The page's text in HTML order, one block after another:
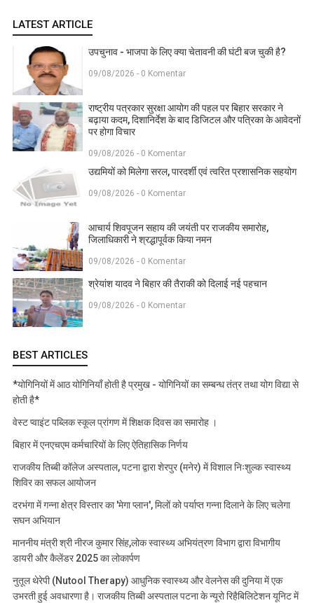
LATEST ARTICLE
उपचुनाव - भाजपा के लिए क्या चेतावनी की घंटी बज चुकी है?
09/08/2026 - 0 Komentar
राष्ट्रीय पत्रकार सुरक्षा आयोग की पहल पर बिहार सरकार ने
बढ़ाया कदम, दिशानिर्देश के बाद डिजिटल और पत्रिका के आवेदनों
पर होगा विचार
09/08/2026 - 0 Komentar
उद्यमियों को मिलेगा सरल, पारदर्शी एवं त्वरित प्रशासनिक सहयोग
09/08/2026 - 0 Komentar
आचार्य शिवपूजन सहाय की जयंती पर राजकीय समारोह,
जिलाधिकारी ने श्रद्धापूर्वक किया नमन
09/08/2026 - 0 Komentar
श्रेयांश यादव ने बिहार की तैराकी को दिलाई नई पहचान
09/08/2026 - 0 Komentar
BEST ARTICLES
*योगिनियों में आठ योगिनियाँ होती है प्रमुख - योगिनियों का सम्बन्ध तंत्र तथा योग विद्या से
होती है*
वेस्ट प्वाइंट पब्लिक स्कूल प्रांगण में शिक्षक दिवस का समारोह ।
बिहार में एनएचएम कर्मचारियों के लिए ऐतिहासिक निर्णय
राजकीय तिब्बी कॉलेज अस्पताल, पटना द्वारा शेरपुर (मनेर) में विशाल निःशुल्क स्वास्थ्य
शिविर का सफल आयोजन
दरभंगा में गन्ना क्षेत्र विस्तार का 'मेगा प्लान', मिलों को पर्याप्त गन्ना दिलाने के लिए चलेगा
सघन अभियान
माननीय मंत्री श्री नीरज कुमार सिंह,लोक स्वास्थ्य अभियंत्रण विभाग द्वारा विभागीय
डायरी और कैलेंडर 2025 का लोकार्पण
नुतूल थेरेपी (Nutool Therapy) आधुनिक स्वास्थ्य और वेलनेस की दुनिया में एक
उभरती हुई अवधारणा है। राजकीय तिब्बी अस्पताल पटना के न्यूरो रिहैबिलिटेशन यूनिट में